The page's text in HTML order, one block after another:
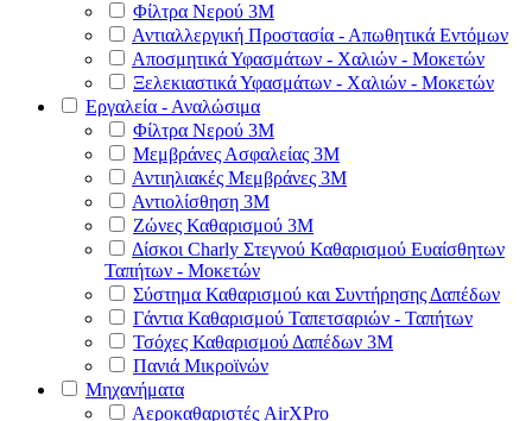
Φίλτρα Νερού 3Μ
Αντιαλλεργική Προστασία - Απωθητικά Εντόμων
Αποσμητικά Υφασμάτων - Χαλιών - Μοκετών
Ξελεκιαστικά Υφασμάτων - Χαλιών - Μοκετών
Εργαλεία - Αναλώσιμα
Φίλτρα Νερού 3Μ
Μεμβράνες Ασφαλείας 3Μ
Αντιηλιακές Μεμβράνες 3Μ
Αντιολίσθηση 3Μ
Ζώνες Καθαρισμού 3Μ
Δίσκοι Charly Στεγνού Καθαρισμού Ευαίσθητων
Ταπήτων - Μοκετών
Σύστημα Καθαρισμού και Συντήρησης Δαπέδων
Γάντια Καθαρισμού Ταπετσαριών - Ταπήτων
Τσόχες Καθαρισμού Δαπέδων 3Μ
Πανιά Μικροϊνών
Μηχανήματα
Αεροκαθαριστές AirXPro